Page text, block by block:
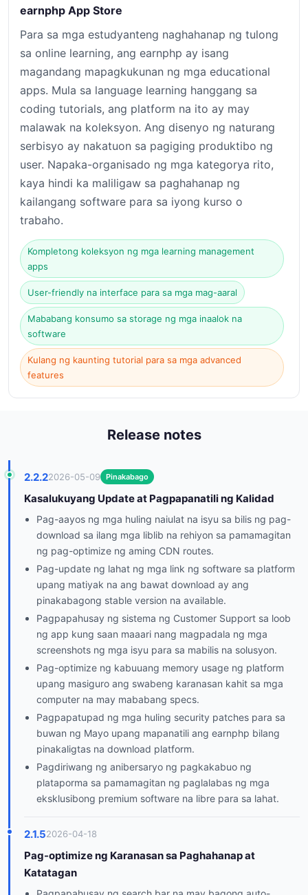
earnphp App Store
Para sa mga estudyanteng naghahanap ng tulong
sa online learning, ang earnphp ay isang
magandang mapagkukunan ng mga educational
apps. Mula sa language learning hanggang sa
coding tutorials, ang platform na ito ay may
malawak na koleksyon. Ang disenyo ng naturang
serbisyo ay nakatuon sa pagiging produktibo ng
user. Napaka-organisado ng mga kategorya rito,
kaya hindi ka maliligaw sa paghahanap ng
kailangang software para sa iyong kurso o
trabaho.
Kompletong koleksyon ng mga learning management
apps
User-friendly na interface para sa mga mag-aaral
Mababang konsumo sa storage ng mga inaalok na
software
Kulang ng kaunting tutorial para sa mga advanced
features
Release notes
2.2.22026-05-09 Pinakabago
Kasalukuyang Update at Pagpapanatili ng Kalidad
Pag-aayos ng mga huling naiulat na isyu sa bilis ng pag-
download sa ilang mga liblib na rehiyon sa pamamagitan
ng pag-optimize ng aming CDN routes.
Pag-update ng lahat ng mga link ng software sa platform
upang matiyak na ang bawat download ay ang
pinakabagong stable version na available.
Pagpapahusay ng sistema ng Customer Support sa loob
ng app kung saan maaari nang magpadala ng mga
screenshots ng mga isyu para sa mabilis na solusyon.
Pag-optimize ng kabuuang memory usage ng platform
upang masiguro ang swabeng karanasan kahit sa mga
computer na may mababang specs.
Pagpapatupad ng mga huling security patches para sa
buwan ng Mayo upang mapanatili ang earnphp bilang
pinakaligtas na download platform.
Pagdiriwang ng anibersaryo ng pagkakabuo ng
plataporma sa pamamagitan ng paglalabas ng mga
eksklusibong premium software na libre para sa lahat.
2.1.52026-04-18
Pag-optimize ng Karanasan sa Paghahanap at
Katatagan